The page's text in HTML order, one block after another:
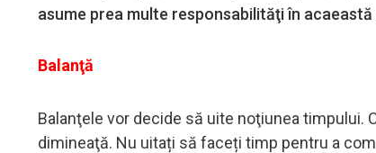
asume prea multe responsabilităţi în acaeastă
Balanţă
Balanţele vor decide să uite noţiunea timpului.
dimineaţă. Nu uitați să faceți timp pentru a